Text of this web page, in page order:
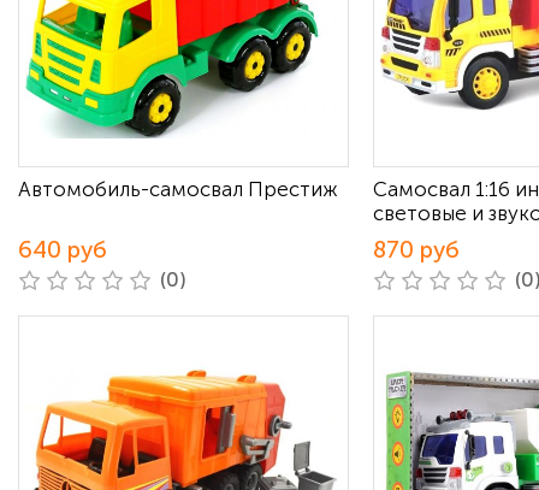
Автомобиль-самосвал Престиж
640 руб
(0)
Самосвал 1:16
световые и
870 руб